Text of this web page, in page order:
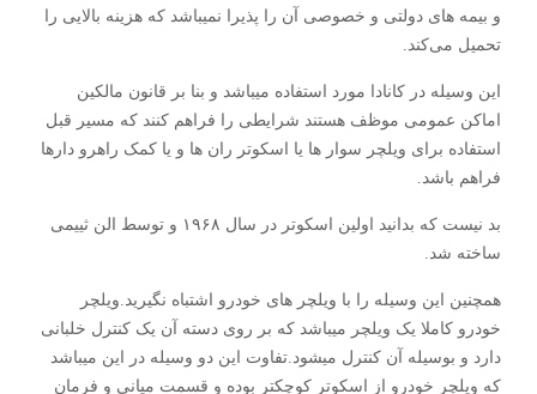
و بیمه های دولتی‌ و خصوصی‌ آن را پذیرا نمیباشد که هزینه بالایی‌ را
تحمیل می‌کند.
این وسیله در کانادا مورد استفاده میباشد و بنا بر قانون مالکین
اماکن عمومی‌ موظف هستند شرایطی‌ را فراهم کنند که مسیر قبل
استفاده برای ویلچر سوار ها یا اسکوتر ران ها و یا کمک راهرو دارها
فراهم باشد.
بد نیست که بدانید اولین اسکوتر در سال ۱۹۶۸ و توسط الن ثییمی‌
ساخته شد.
همچنین این وسیله را با ویلچر های خودرو اشتباه نگیرید.ویلچر
خودرو کاملا یک ویلچر میباشد که بر روی دسته آن یک کنترل خلبانی‌
دارد و بوسیله آن کنترل میشود.تفاوت این دو وسیله در این میباشد
که ویلچر خودرو از اسکوتر کوچکتر بوده و قسمت میانی‌ و فرمان